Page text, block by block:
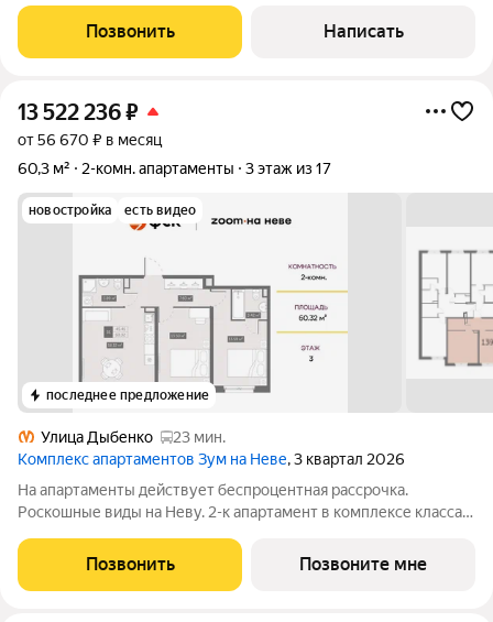
располагается по адресу улица
Позвонить Написать
13 522 236₽
от 56 670 ₽ в месяц
60,3 м²
2-комн. апартаменты 3 этаж из 17
новостройка есть видео
последнее предложение
Улица Дыбенко
23 мин.
Комплекс апартаментов Зум на Неве, 3 квартал 2026
На апартаменты действует беспроцентная рассрочка.
Роскошные виды на Неву. 2-к апартамент в комплексе класса
Без отделки. Зум на Неве расположен в новом месте силы
рядом с центром города на
Позвонить Позвоните мне